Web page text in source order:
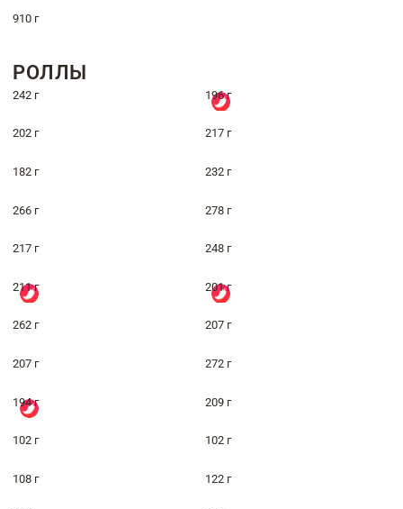
910 г
РОЛЛЫ
242 г 196 г
202 г 217 г
182 г 232 г
266 г 278 г
217 г 248 г
211 г 201 г
262 г 207 г
207 г 272 г
194 г 209 г
102 г 102 г
108 г 122 г